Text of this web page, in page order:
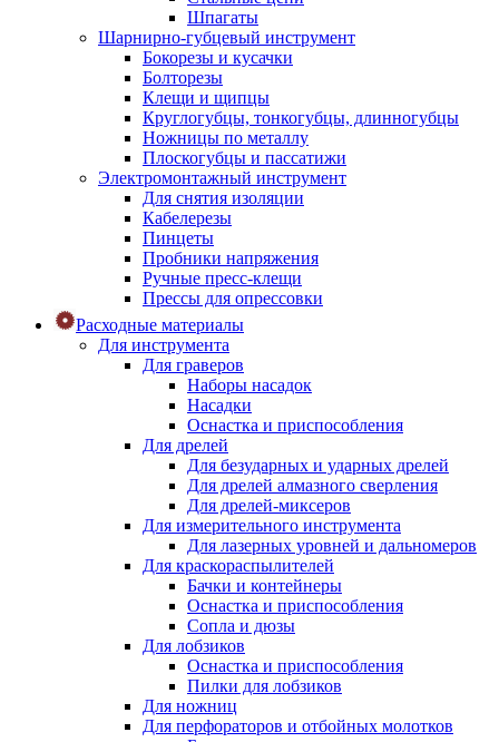
Шпагаты
Шарнирно-губцевый инструмент
Бокорезы и кусачки
Болторезы
Клещи и щипцы
Круглогубцы, тонкогубцы, длинногубцы
Ножницы по металлу
Плоскогубцы и пассатижи
Электромонтажный инструмент
Для снятия изоляции
Кабелерезы
Пинцеты
Пробники напряжения
Ручные пресс-клещи
Прессы для опрессовки
Расходные материалы
Для инструмента
Для граверов
Наборы насадок
Насадки
Оснастка и приспособления
Для дрелей
Для безударных и ударных дрелей
Для дрелей алмазного сверления
Для дрелей-миксеров
Для измерительного инструмента
Для лазерных уровней и дальномеров
Для краскораспылителей
Бачки и контейнеры
Оснастка и приспособления
Сопла и дюзы
Для лобзиков
Оснастка и приспособления
Пилки для лобзиков
Для ножниц
Для перфораторов и отбойных молотков